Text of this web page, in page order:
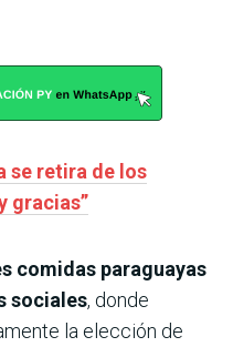
se retira de los
gracias”
comidas paraguayas
sociales, donde
la elección de